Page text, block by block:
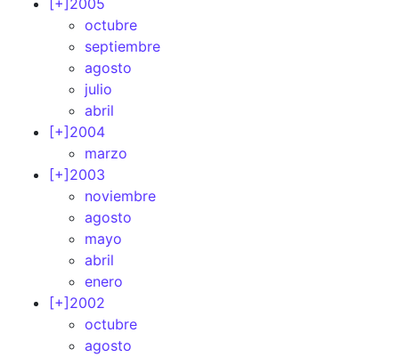
[+] 2005
octubre
septiembre
agosto
julio
abril
[+] 2004
marzo
[+] 2003
noviembre
agosto
mayo
abril
enero
[+] 2002
octubre
agosto